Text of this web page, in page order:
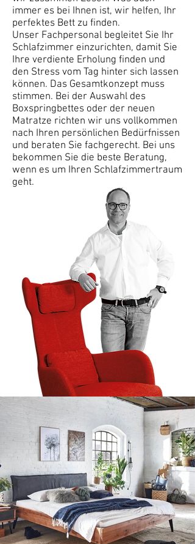
immer es bei Ihnen ist, wir helfen, Ihr
perfektes Bett zu finden.
Unser Fachpersonal begleitet Sie Ihr
Schlafzimmer einzurichten, damit Sie
Ihre verdiente Erholung finden und
den Stress vom Tag hinter sich lassen
können. Das Gesamtkonzept muss
stimmen. Bei der Auswahl des
Boxspringbettes oder der neuen
Matratze richten wir uns vollkommen
nach Ihren persönlichen Bedürfnissen
und beraten Sie fachgerecht. Bei uns
bekommen Sie die beste Beratung,
wenn es um Ihren Schlafzimmertraum
geht.